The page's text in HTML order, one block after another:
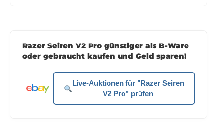
Razer Seiren V2 Pro günstiger als B-Ware
oder gebraucht kaufen und Geld sparen!
Live-Auktionen für "Razer Seiren
V2 Pro" prüfen